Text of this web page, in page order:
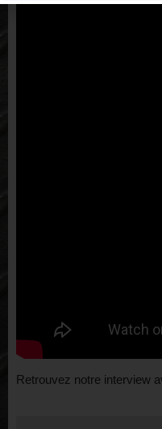
Retrouvez notre interview